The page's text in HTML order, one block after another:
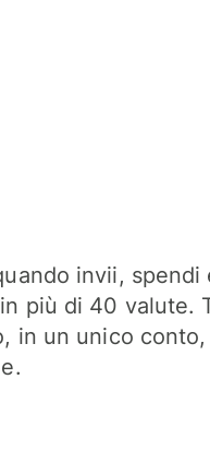
invii, spendi
più di 40 valute.
in un unico